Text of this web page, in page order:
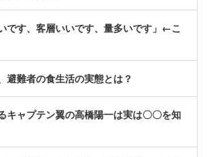
です、客層いいです、量多いです」←こ
避難者の食生活の実態とは？
キャプテン翼の高橋陽一は実は〇〇を知